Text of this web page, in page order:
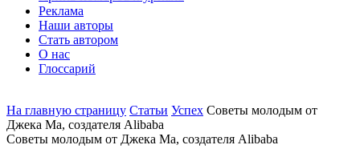
Реклама
Наши авторы
Стать автором
О нас
Глоссарий
На главную страницу Статьи Успех Советы молодым от
Джека Ма, создателя Alibaba
Советы молодым от Джека Ма, создателя Alibaba